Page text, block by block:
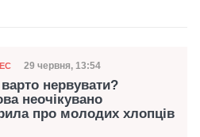
Дата публікації
29 червня, 13:54
варто нервувати?
неочікувано
про молодих хлопців